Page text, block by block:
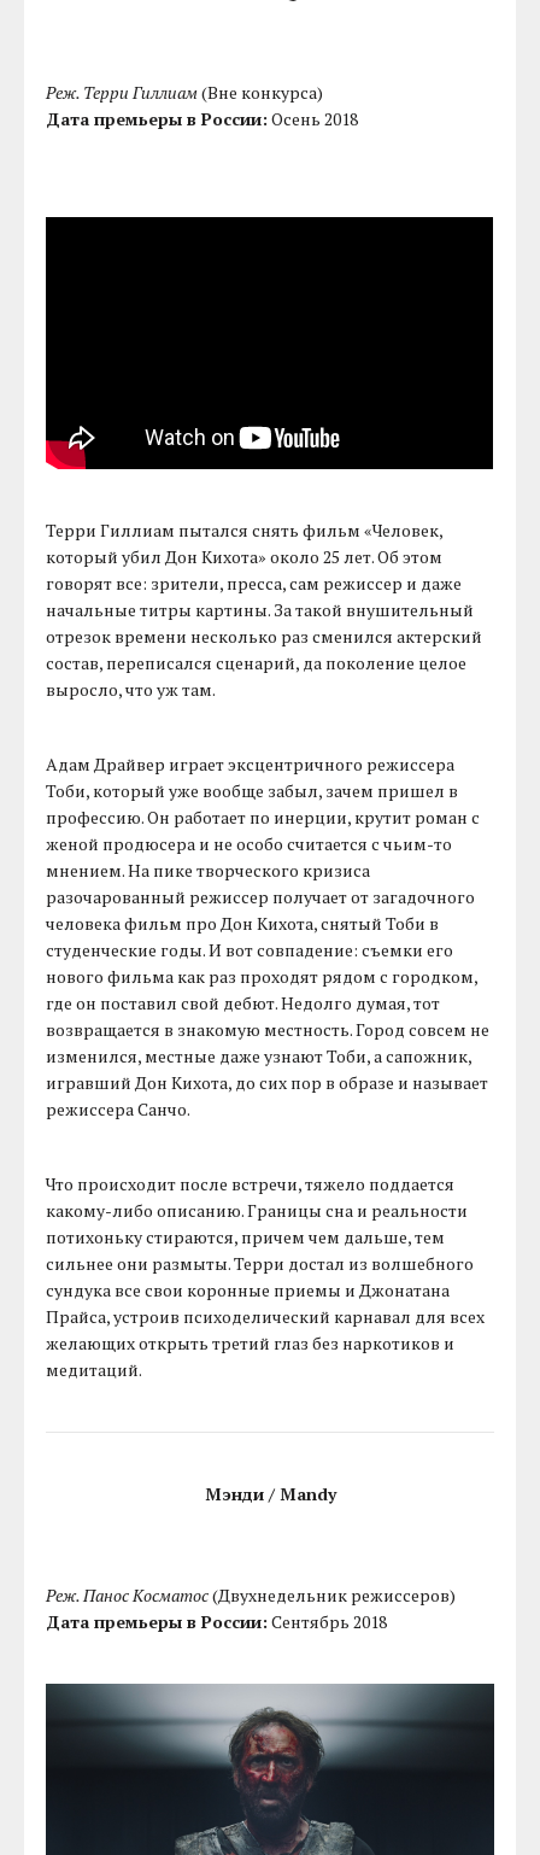
Реж. Терри Гиллиам(Вне конкурса)
Дата премьеры в России: Осень 2018
Терри Гиллиам пытался снять фильм «Человек,
который убил Дон Кихота» около 25 лет. Об этом
говорят все: зрители, пресса, сам режиссер и даже
начальные титры картины. За такой внушительный
отрезок времени несколько раз сменился актерский
состав, переписался сценарий, да поколение целое
выросло, что уж там.
Адам Драйвер играет эксцентричного режиссера
Тоби, который уже вообще забыл, зачем пришел в
профессию. Он работает по инерции, крутит роман с
женой продюсера и не особо считается с чьим-то
мнением. На пике творческого кризиса
разочарованный режиссер получает от загадочного
человека фильм про Дон Кихота, снятый Тоби в
студенческие годы. И вот совпадение: съемки его
нового фильма как раз проходят рядом с городком,
где он поставил свой дебют. Недолго думая, тот
возвращается в знакомую местность. Город совсем не
изменился, местные даже узнают Тоби, а сапожник,
игравший Дон Кихота, до сих пор в образе и называет
режиссера Санчо.
Что происходит после встречи, тяжело поддается
какому-либо описанию. Границы сна и реальности
потихоньку стираются, причем чем дальше, тем
сильнее они размыты. Терри достал из волшебного
сундука все свои коронные приемы и Джонатана
Прайса, устроив психоделический карнавал для всех
желающих открыть третий глаз без наркотиков и
медитаций.
Мэнди / Mandy
Реж. Панос Косматос(Двухнедельник режиссеров)
Дата премьеры в России: Сентябрь 2018